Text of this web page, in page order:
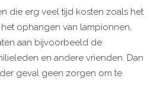
die erg veel tijd kosten zoals het
ophangen van lampionnen,
aan bijvoorbeeld de
en andere vrienden. Dan
geval geen zorgen om te